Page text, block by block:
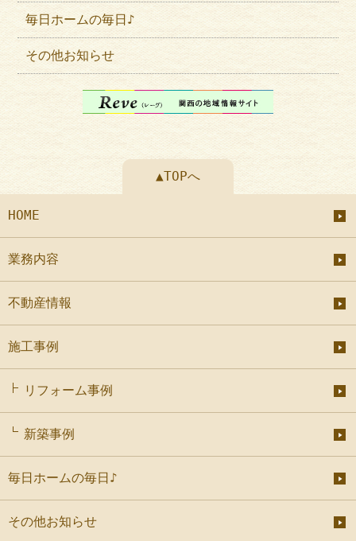
毎日ホームの毎日♪
その他お知らせ
▲TOPへ
HOME
業務内容
不動産情報
施工事例
リフォーム事例
新築事例
毎日ホームの毎日♪
その他お知らせ